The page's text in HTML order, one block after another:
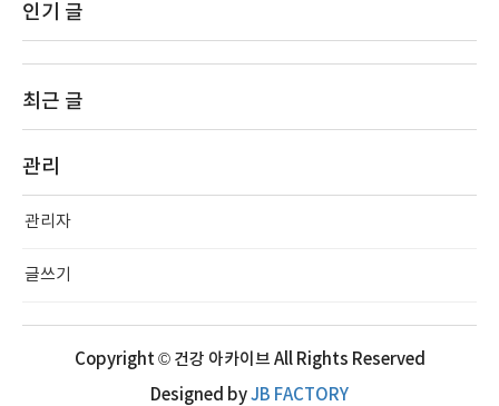
인기 글
최근 글
관리
관리자
글쓰기
Copyright © 건강 아카이브 All Rights Reserved
Designed byJB FACTORY